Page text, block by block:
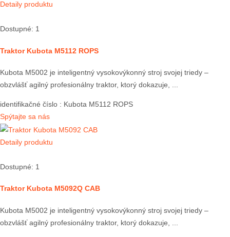
Detaily produktu
Dostupné: 1
Traktor Kubota M5112 ROPS
Kubota M5002 je inteligentný vysokovýkonný stroj svojej triedy –
obzvlášť agilný profesionálny traktor, ktorý dokazuje, ...
identifikačné číslo : Kubota M5112 ROPS
Spýtajte sa nás
Detaily produktu
Dostupné: 1
Traktor Kubota M5092Q CAB
Kubota M5002 je inteligentný vysokovýkonný stroj svojej triedy –
obzvlášť agilný profesionálny traktor, ktorý dokazuje, ...